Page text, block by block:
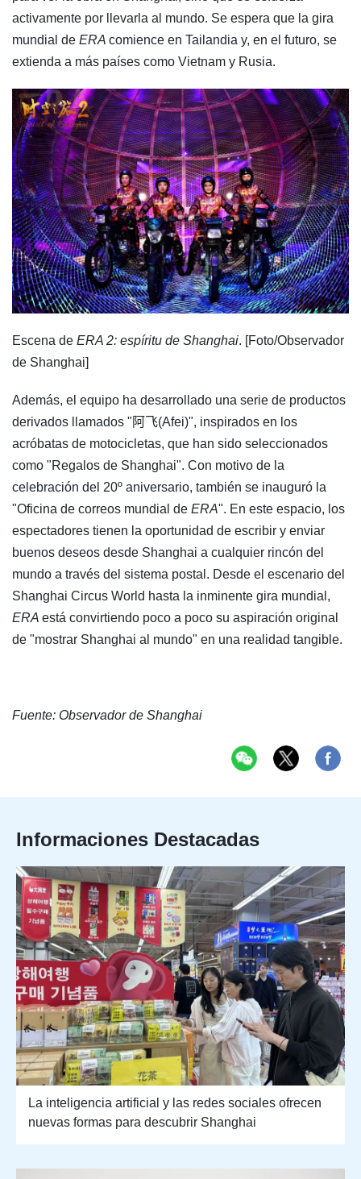
activamente por llevarla al mundo. Se espera que la gira
mundial de ERA comience en Tailandia y, en el futuro, se
extienda a más países como Vietnam y Rusia.
Escena de ERA 2: espíritu de Shanghai. [Foto/Observador
de Shanghai]
Además, el equipo ha desarrollado una serie de productos
derivados llamados "阿飞(Afei)", inspirados en los
acróbatas de motocicletas, que han sido seleccionados
como "Regalos de Shanghai". Con motivo de la
celebración del 20º aniversario, también se inauguró la
"Oficina de correos mundial de ERA". En este espacio, los
espectadores tienen la oportunidad de escribir y enviar
buenos deseos desde Shanghai a cualquier rincón del
mundo a través del sistema postal. Desde el escenario del
Shanghai Circus World hasta la inminente gira mundial,
ERA está convirtiendo poco a poco su aspiración original
de "mostrar Shanghai al mundo" en una realidad tangible.
Fuente: Observador de Shanghai
Informaciones Destacadas
La inteligencia artificial y las redes sociales ofrecen
nuevas formas para descubrir Shanghai